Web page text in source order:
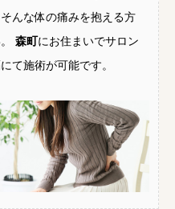
んな体の痛みを抱える方
森町にお住まいでサロン
て施術が可能です。